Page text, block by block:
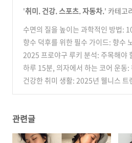
'취미. 건강. 스포츠. 자동차.' 카테고
수면의 질을 높이는 과학적인 방법:
드는 루틴
(1)
향수 덕후를 위한 필수 가이드: 향수
의 세계
(1)
2025 프로야구 루키 분석: 주목해야
TOP 5
(2)
하루 15분, 의자에서 하는 코어 운동:
완화와 자세 교정
(0)
건강한 취미 생활: 2025년 웰니스 트
관련글